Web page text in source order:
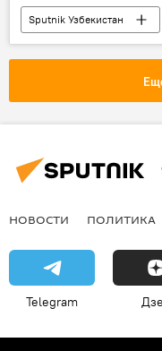
Sputnik Узбекистан
НОВОСТИ ПОЛИТИКА
Telegram